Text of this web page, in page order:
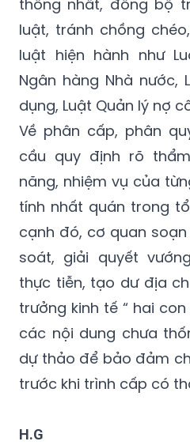
luật hiện hành như
Ngân hàng Nhà nước,
dụng, Luật Quản lý nợ
Về phân cấp, phân
cầu quy định rõ thẩm
năng, nhiệm vụ của
tính nhất quán trong
cạnh đó, cơ quan
soát, giải quyết
thực tiễn, tạo dư địa
trưởng kinh tế “ hai
các nội dung chưa
dự thảo để bảo đảm
trước khi trình cấp có
H.G
giá điện